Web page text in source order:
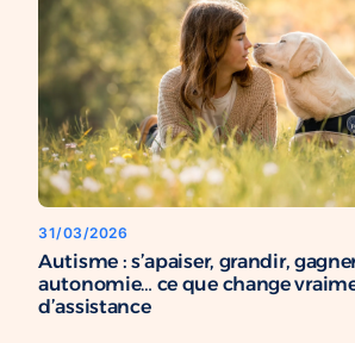
31/03/2026
Autisme : s’apaiser, grandir,
autonomie… ce que change
d’assistance